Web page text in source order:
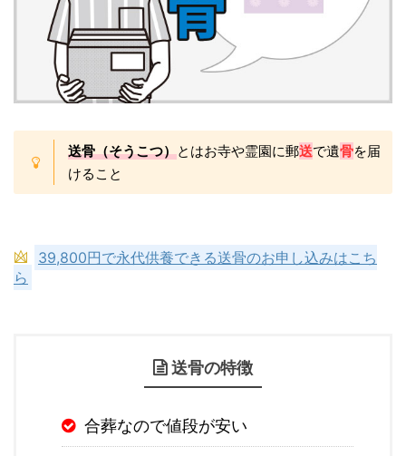
送骨（そうこつ）とはお寺や霊園に郵送で遺骨を届
けること
39,800円で永代供養できる送骨のお申し込みはこち
ら
送骨の特徴
合葬なので値段が安い